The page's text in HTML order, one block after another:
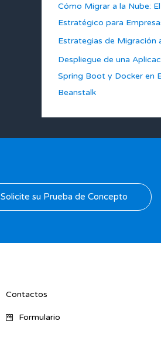
Cómo Migrar a la Nube:
Estratégico para
Estrategias de Migración
Despliegue de una
Spring Boot y Docker en
Beanstalk
Solicite su Prueba de Concepto
Contactos
Formulario